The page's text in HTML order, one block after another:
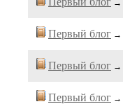
→
Первый блог →
Первый блог →
Первый блог →